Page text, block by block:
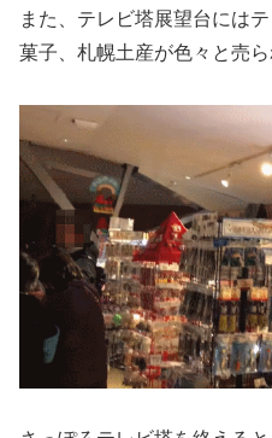
また、テレビ塔展望台には
菓子、札幌土産が色々と売ら